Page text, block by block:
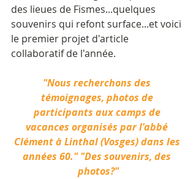
des lieues de Fismes...quelques
souvenirs qui refont surface...et voici
le premier projet d'article
collaboratif de l'année.
"Nous recherchons des
témoignages, photos de
participants aux camps de
vacances organisés par l'abbé
Clément à Linthal (Vosges) dans les
années 60." "Des souvenirs, des
photos?"